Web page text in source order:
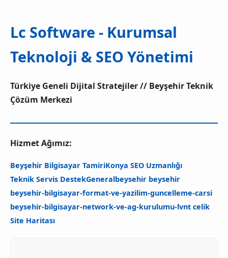
Lc Software - Kurumsal
Teknoloji & SEO Yönetimi
Türkiye Geneli Dijital Stratejiler // Beyşehir Teknik
Çözüm Merkezi
Hizmet Ağımız:
Beyşehir Bilgisayar TamiriKonya SEO Uzmanlığı
Teknik Servis DestekGeneralbeysehir beysehir
beysehir-bilgisayar-format-ve-yazilim-guncelleme-carsi
beysehir-bilgisayar-network-ve-ag-kurulumu-lvnt celik
Site Haritası